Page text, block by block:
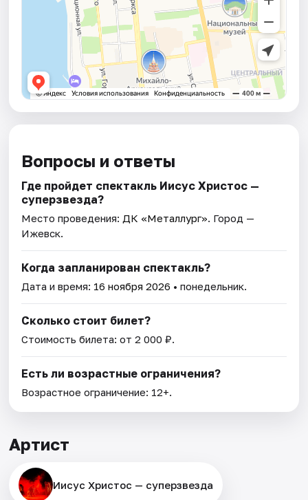
Вопросы и ответы
Где пройдет спектакль Иисус Христос —
суперзвезда?
Место проведения: ДК «Металлург». Город —
Ижевск.
Когда запланирован спектакль?
Дата и время: 16 ноября 2026 • понедельник.
Сколько стоит билет?
Стоимость билета: от 2 000 ₽.
Есть ли возрастные ограничения?
Возрастное ограничение: 12+.
Артист
Иисус Христос — суперзвезда